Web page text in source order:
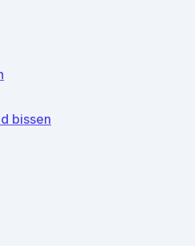
bissen